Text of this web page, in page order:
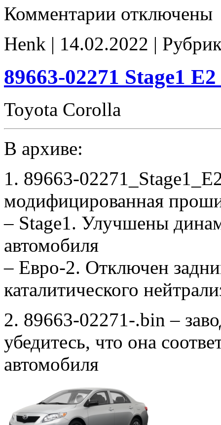
Комментарии записи
E2
noCHK
отключены
Henk | 14.02.2022 |
89663-02271 Stage1
Toyota Corolla
В архиве:
1. 89663-
модифицированная
– Stage1. Улучшены
автомобиля
– Евро-2. Отключен
каталитического
2. 89663-02271-.bin –
убедитесь, что она
автомобиля